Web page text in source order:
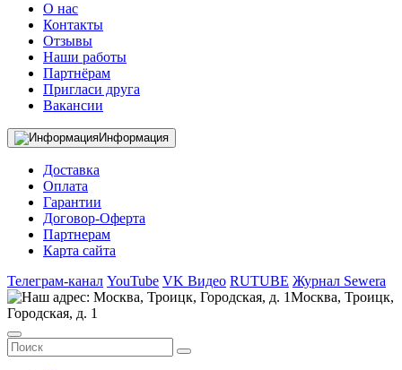
О нас
Контакты
Отзывы
Наши работы
Партнёрам
Пригласи друга
Вакансии
Информация
Доставка
Оплата
Гарантии
Договор-Оферта
Партнерам
Карта сайта
Телеграм-канал YouTube VK Видео RUTUBE Журнал Sewera
Москва, Троицк,
Городская, д. 1